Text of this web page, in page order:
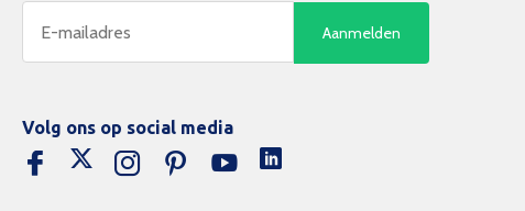
Aanmelden
Volg ons op social media